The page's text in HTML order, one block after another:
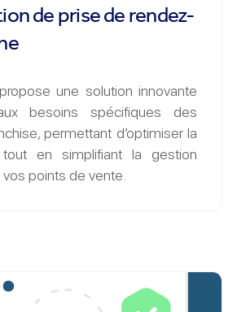
de prise de rendez-
une solution innovante
besoins spécifiques des
permettant d’optimiser la
en simplifiant la gestion
points de vente.